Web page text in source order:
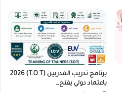
برنامج تدريب المدربين (T.O.T) 2026
باعتماد دولي يفتح…